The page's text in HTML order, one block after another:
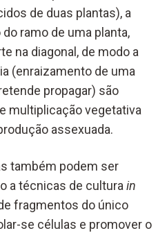
de duas plantas), a
ramo de uma planta,
na diagonal, de modo a
(enraizamento de uma
propagar) são
multiplicação vegetativa
assexuada.
também podem ser
a técnicas de culturain
fragmentos do único
se células e promover o